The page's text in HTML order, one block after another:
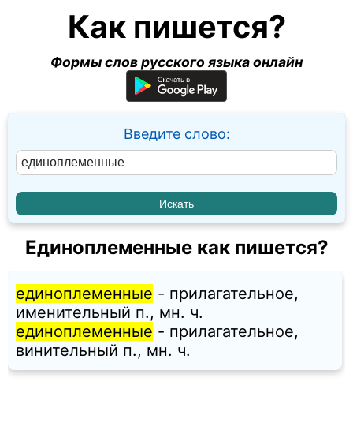
Как пишется?
Формы слов русского языка онлайн
Введите слово:
Единоплеменные как пишется?
единоплеменные - прилагательное,
именительный п., мн. ч.
единоплеменные - прилагательное,
винительный п., мн. ч.